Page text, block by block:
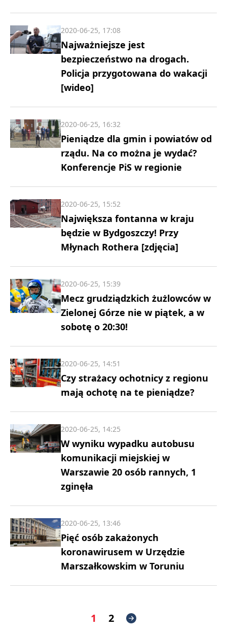
Najważniejsze jest
bezpieczeństwo na drogach.
Policja przygotowana do wakacji
[wideo]
2020-06-25, 17:08
Pieniądze dla gmin i powiatów od
rządu. Na co można je wydać?
Konferencje PiS w regionie
2020-06-25, 16:32
Największa fontanna w kraju
będzie w Bydgoszczy! Przy
Młynach Rothera [zdjęcia]
2020-06-25, 15:52
Mecz grudziądzkich żużlowców w
Zielonej Górze nie w piątek, a w
sobotę o 20:30!
2020-06-25, 15:39
Czy strażacy ochotnicy z regionu
mają ochotę na te pieniądze?
2020-06-25, 14:51
W wyniku wypadku autobusu
komunikacji miejskiej w
Warszawie 20 osób rannych, 1
zginęła
2020-06-25, 14:25
Pięć osób zakażonych
koronawirusem w Urzędzie
Marszałkowskim w Toruniu
2020-06-25, 13:46
1 2